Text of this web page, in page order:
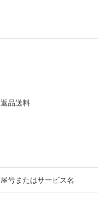
返品送料
屋号またはサービス名